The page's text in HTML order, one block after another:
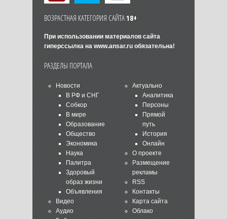
ВОЗРАСТНАЯ КАТЕГОРИЯ САЙТА18+
При использовании материалов сайта
гиперссылка на www.ansar.ruобязательна!
РАЗДЕЛЫ ПОРТАЛА
Новости
В РФ и СНГ
Собкор
В мире
Образование
Общество
Экономика
Наука
Палитра
Здоровый
образ жизни
Объявления
Видео
Аудио
Актуально
Аналитика
Персоны
Прямой
путь
История
Онлайн
О проекте
Размещение
рекламы
RSS
Контакты
Карта сайта
Облако